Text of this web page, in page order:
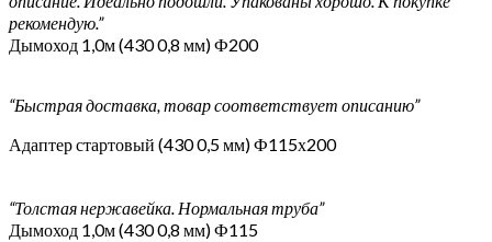
рекомендую.”
Дымоход 1,0м (430 0,8 мм) Ф200
“Быстрая доставка, товар соответствует описанию”
Адаптер стартовый (430 0,5 мм) Ф115х200
“Толстая нержавейка. Нормальная труба”
Дымоход 1,0м (430 0,8 мм) Ф115